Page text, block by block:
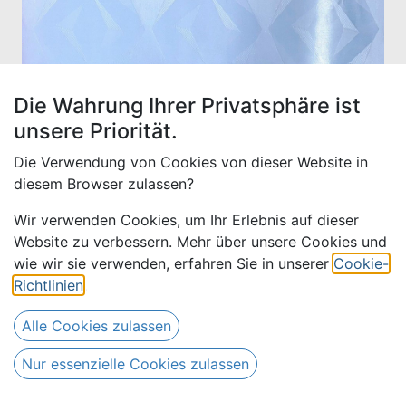
Bazin uni Color 561-hellblau,
30 m
390,00€ Alle Preise inkl. MwSt.
Versandkosten 510,00€
Die Wahrung Ihrer Privatsphäre ist
unsere Priorität.
Die Verwendung von Cookies von dieser Website in
diesem Browser zulassen?
Wir verwenden Cookies, um Ihr Erlebnis auf dieser
Website zu verbessern. Mehr über unsere Cookies und
wie wir sie verwenden, erfahren Sie in unserer Cookie-
Richtlinien
Alle Cookies zulassen
Nur essenzielle Cookies zulassen